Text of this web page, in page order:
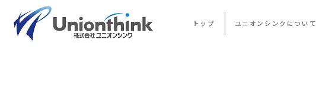
トップ ユニオンシンクについて